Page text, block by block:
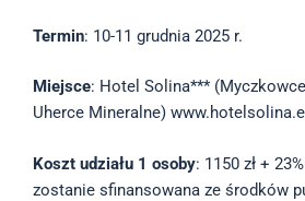
Termin: 10-11 grudnia 2025 r.
Miejsce: Hotel Solina***
Uherce Mineralne)
Koszt udziału 1 osoby: 1150 zł +
zostanie sfinansowana ze środków